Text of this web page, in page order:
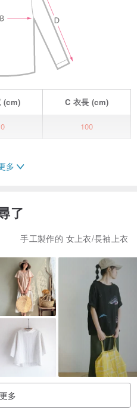
(cm) C 衣長 (cm)
100
多
了
手工製作的 女上衣/長袖上衣
多